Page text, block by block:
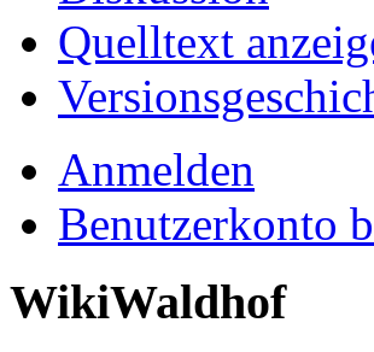
Quelltext
Anmelden
Benutzerkonto
WikiWaldhof